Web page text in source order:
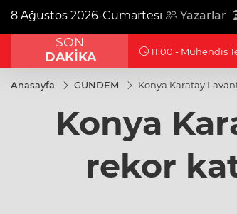
8 Ağustos 2026-Cumartesi Yazarlar
SON
DAKİKA
10:44 - Muğla
Anasayfa GÜNDEM Konya Karatay
Konya
rekor